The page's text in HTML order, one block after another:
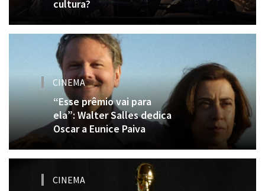
cultura?
CINEMA
“Esse prêmio vai para
ela”: Walter Salles dedica
Oscar a Eunice Paiva
CINEMA